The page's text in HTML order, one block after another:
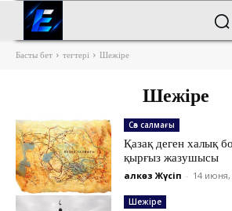
Басты бет тегтері Шежіре
Шежіре
Сөз салмағы
Қазақ деген халық
қырғыз жазушысы
Қалкөз Жүсіп - 14 июня,
Шежіре